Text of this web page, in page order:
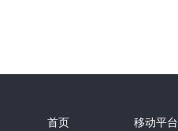
首页 移动平台